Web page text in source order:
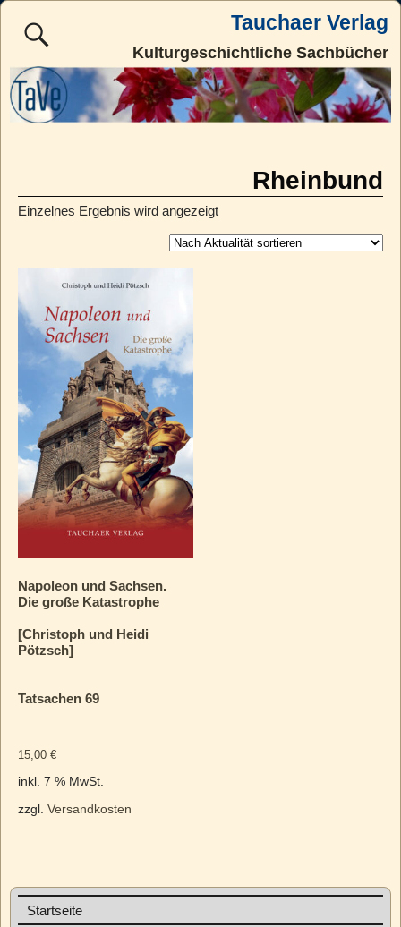
Tauchaer Verlag
Kulturgeschichtliche Sachbücher
Rheinbund
Einzelnes Ergebnis wird angezeigt
Napoleon und Sachsen.
Die große Katastrophe
[Christoph und Heidi
Pötzsch]
Tatsachen 69
15,00 €
inkl. 7 % MwSt.
zzgl. Versandkosten
Startseite